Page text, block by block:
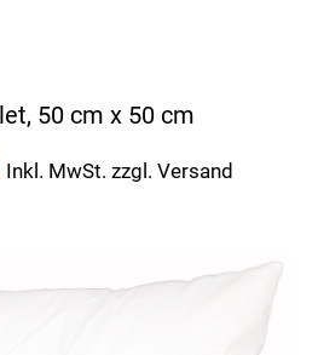
50 cm x 50 cm
Inkl. MwSt. zzgl. Versand